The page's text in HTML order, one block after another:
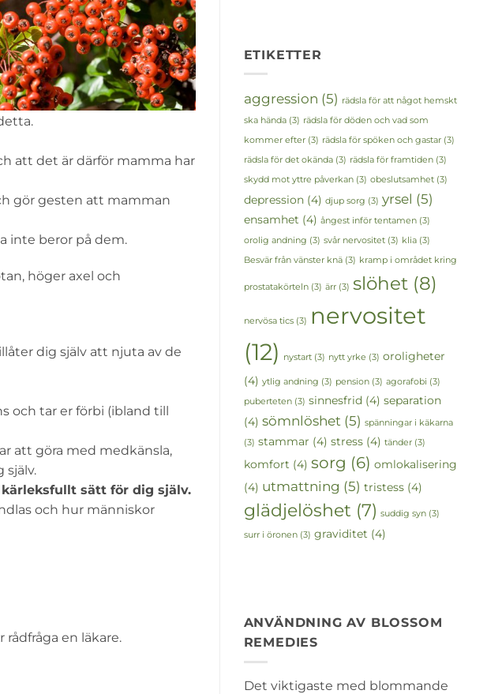
att det är därför mamma har
gör gesten att mamman
inte beror på dem.
höger axel och
dig själv att njuta av de
och tar er förbi (ibland till
att göra med medkänsla,
själv.
sätt för dig själv.
och hur människor
en läkare.
ETIKETTER
aggression (5) rädsla för att något hemskt
ska hända(3) rädsla för döden och vad som
kommer efter(3) rädsla för spöken och gastar(3)
rädsla för det okända(3) rädsla för framtiden(3)
skydd mot yttre påverkan(3) obeslutsamhet(3)
depression(4) djup sorg (3) yrsel (5)
ensamhet (4) ångest inför tentamen(3)
orolig andning (3) svår nervositet(3) klia(3)
Besvär från vänster knä(3) kramp i området kring
prostatakörteln(3) ärr(3) slöhet(8)
nervösa tics(3) nervositet
(12)
nystart(3) nytt yrke (3) oroligheter
(4) ytlig andning (3) pension(3) agorafobi (3)
puberteten(3) sinnesfrid (4) separation
(4) sömnlöshet (5) spänningar i käkarna
(3) stammar (4) stress(4) tänder(3)
komfort (4) sorg (6) omlokalisering
(4) utmattning (5) tristess(4)
glädjelöshet (7) suddig syn(3)
surr i öronen(3) graviditet (4)
ANVÄNDNING AV BLOSSOM
REMEDIES
Det viktigaste med blommande